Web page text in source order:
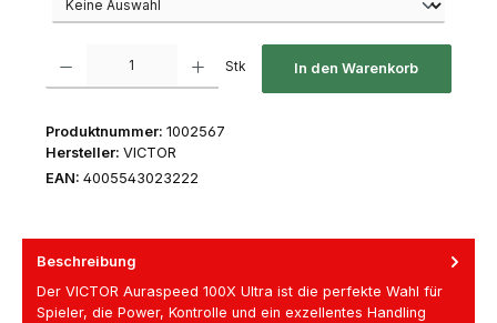
Stk In den Warenkorb
Produktnummer: 1002567
Hersteller: VICTOR
EAN: 4005543023222
Beschreibung
Der VICTOR Auraspeed 100X Ultra ist die perfekte Wahl für
Spieler, die Power, Kontrolle und ein exzellentes Handling